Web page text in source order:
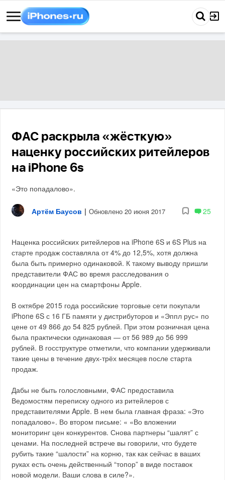
ФАС раскрыла «жёсткую»
наценку российских ритейлеров
на iPhone 6s
«Это попадалово».
Артём Баусов | Обновлено 20 июня 2017 25
Наценка российских ритейлеров на iPhone 6S и 6S Plus на
старте продаж составляла от 4% до 12,5%, хотя должна
была быть примерно одинаковой. К такому выводу пришли
представители ФАС во время расследования о
координации цен на смартфоны Apple.
В октябре 2015 года российские торговые сети покупали
iPhone 6S с 16 ГБ памяти у дистрибуторов и «Эппл рус» по
цене от 49 866 до 54 825 рублей. При этом розничная цена
была практически одинаковая — от 56 989 до 56 999
рублей. В госструктуре отметили, что компании удерживали
такие цены в течение двух-трёх месяцев после старта
продаж.
Дабы не быть голословными, ФАС предоставила
Ведомостям переписку одного из ритейлеров с
представителями Apple. В нем была главная фраза: «Это
попадалово». Во втором письме: « «Во вложении
мониторинг цен конкурентов. Снова партнеры “шалят” с
ценами. На последней встрече вы говорили, что будете
рубить такие “шалости” на корню, так как сейчас в ваших
руках есть очень действенный “топор” в виде поставок
новой модели. Ваши слова в силе?».